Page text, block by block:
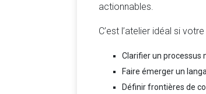
actionnables.
C’est l’atelier idéal si
Clarifier un processus
Faire émerger un
Définir frontières de